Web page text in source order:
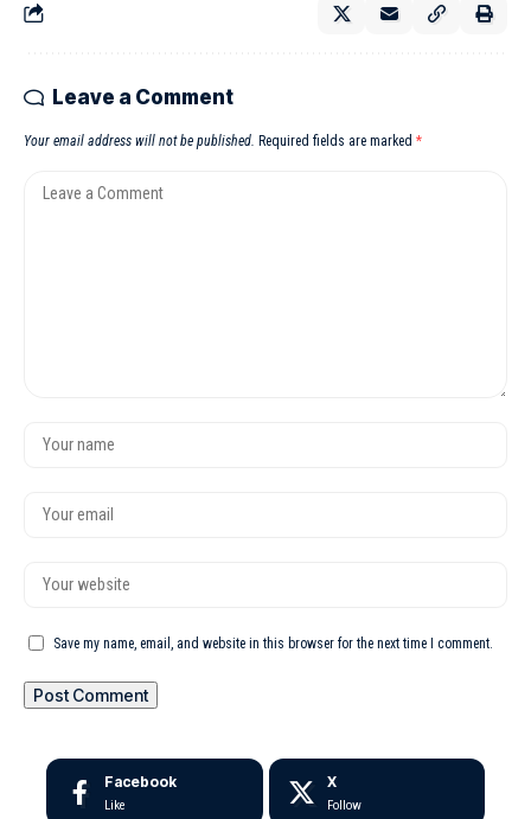
Leave a Comment
Your email address will not be published. Required fields are marked *
Save my name, email, and website in this browser for the next time I comment.
Facebook
Like
X
Follow